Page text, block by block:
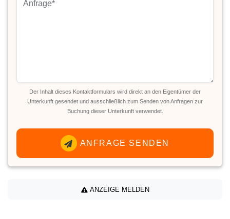
Der Inhalt dieses Kontaktformulars wird direkt an den Eigentümer der
Unterkunft gesendet und ausschließlich zum Senden von Anfragen zur
Buchung dieser Unterkunft verwendet.
ANFRAGE SENDEN
ANZEIGE MELDEN